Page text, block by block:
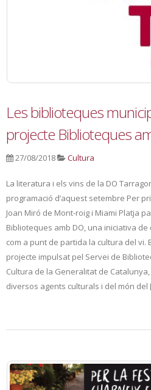
Les biblioteques
projecte Biblioteques
27/08/2018 Cultura
La literatura i els vins de la DO
programació d’aquest setembre Per
Joan Miró de Mont-roig i Miami Platja
Biblioteques amb DO, una iniciativa
com a punt de partida la cultura del vi.
projecte impulsat pel Servei de
Cultura de la Generalitat de
diversos agents culturals i del món del